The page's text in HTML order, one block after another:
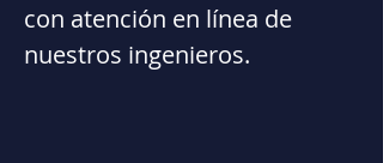
con atención en línea de
nuestros ingenieros.